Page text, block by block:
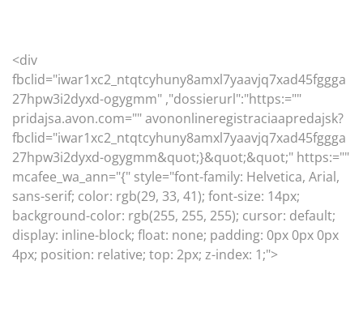
<div
fbclid="iwar1xc2_ntqtcyhuny8amxl7yaavjq7xad45fggga
27hpw3i2dyxd-ogygmm" ,"dossierurl":"https:=""
pridajsa.avon.com="" avononlineregistraciaapredajsk?
fbclid="iwar1xc2_ntqtcyhuny8amxl7yaavjq7xad45fggga
27hpw3i2dyxd-ogygmm&quot;}&quot;&quot;" https:=""
mcafee_wa_ann="{" style="font-family: Helvetica, Arial,
sans-serif; color: rgb(29, 33, 41); font-size: 14px;
background-color: rgb(255, 255, 255); cursor: default;
display: inline-block; float: none; padding: 0px 0px 0px
4px; position: relative; top: 2px; z-index: 1;">